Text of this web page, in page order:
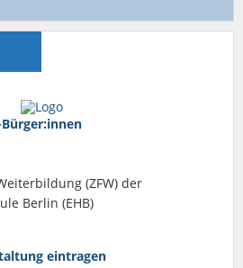
(ZFW) der
Berlin (EHB)
eintragen